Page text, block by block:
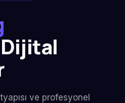
ve profesyonel